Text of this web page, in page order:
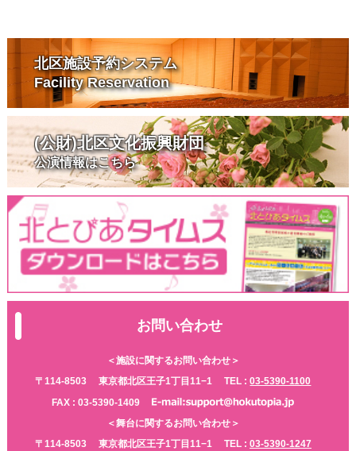
北区施設予約システム
Facility Reservation
(公財)北区文化振興財団
公演情報はこちら
お問い合わせ
＜施設に関するお問い合わせ＞
〒114-8503
東京都北区王子1丁目11−1 TEL :03-5390-1100
FAX : 03-5390-1409
＜舞台に関するお問い合わせ＞
〒114-8503
東京都北区王子1丁目11−1 TEL : 03-5390-1247